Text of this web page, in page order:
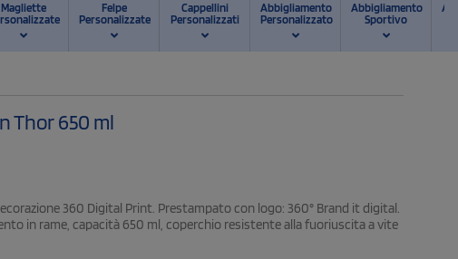
Magliette
Felpe
Personalizzate
Cappellini
Personalizzati
Abbigliamento
Personalizzato
Abbigliamento
Sportivo
Thor 650 ml
360 Digital Print. Prestampato con logo: 360° Brand it digital.
in rame, capacità 650 ml, coperchio resistente alla fuoriuscita a vite